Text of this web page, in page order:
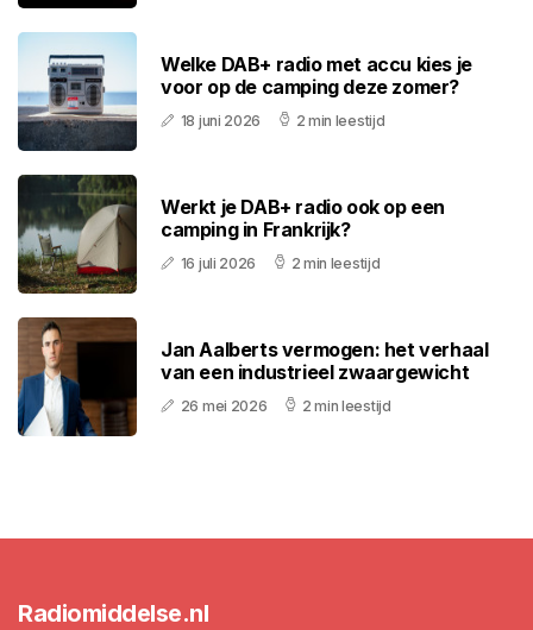
Welke DAB+ radio met accu kies je
voor op de camping deze zomer?
18 juni 2026 2 min leestijd
Werkt je DAB+ radio ook op een
camping in Frankrijk?
16 juli 2026 2 min leestijd
Jan Aalberts vermogen: het verhaal
van een industrieel zwaargewicht
26 mei 2026 2 min leestijd
Radiomiddelse.nl